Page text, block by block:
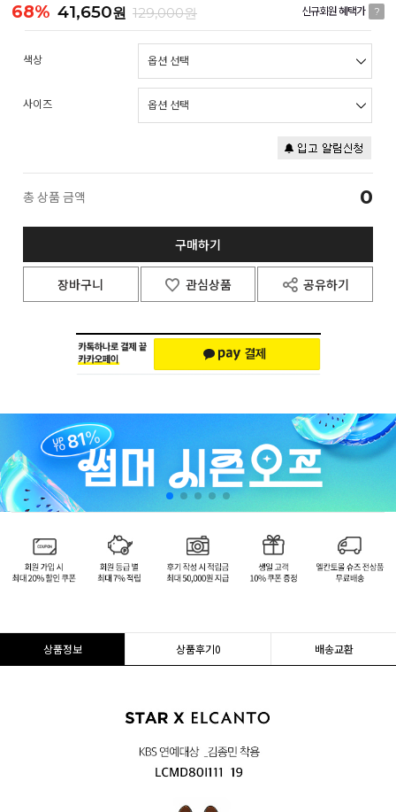
68% 41,650원 129,000원 신규회원 혜택가 ?
색상
사이즈
총 상품 금액 0
구매하기
장바구니 관심상품 공유하기
상품정보 상품후기0 배송교환